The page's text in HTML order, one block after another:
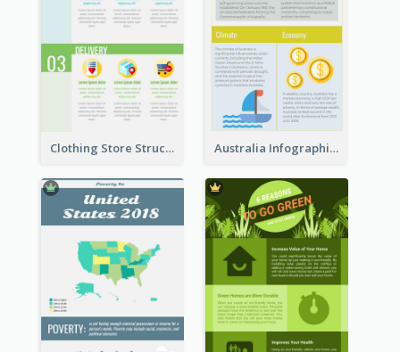
Clothing Store Structure Infographic Australia Infographic